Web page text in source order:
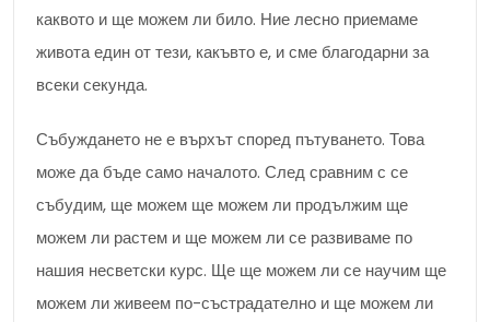
каквото и ще можем ли било. Ние лесно приемаме
живота един от тези, какъвто е, и сме благодарни за
всеки секунда.
Събуждането не е върхът според пътуването. Това
може да бъде само началото. След сравним с се
събудим, ще можем ще можем ли продължим ще
можем ли растем и ще можем ли се развиваме по
нашия несветски курс. Ще ще можем ли се научим ще
можем ли живеем по-състрадателно и ще можем ли